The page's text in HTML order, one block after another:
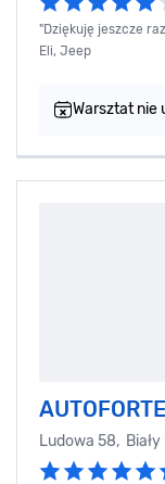
"Dziękuję jeszcze
Eli, Jeep
Warsztat nie
AUTOFORTE
Ludowa 58, Biały